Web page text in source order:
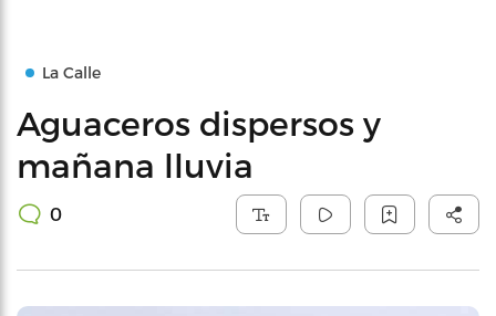
La Calle
Aguaceros dispersos y
mañana lluvia
0